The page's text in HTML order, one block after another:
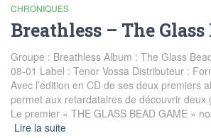
CHRONIQUES
Breathless – The Glass
Groupe : Breathless Album : The Glass
08-01 Label : Tenor Vossa Distributeur :
Avec l’édition en CD de ses deux premiers
permet aux retardataires de découvrir deux
Le premier « THE GLASS BEAD GAME »
Lire la suite